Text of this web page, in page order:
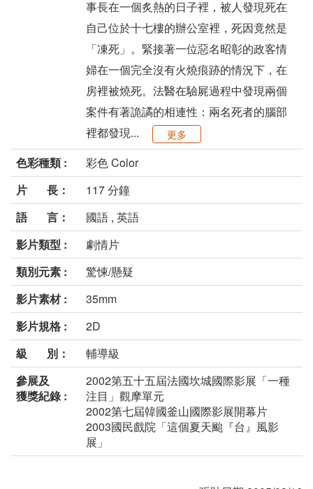
事長在一個炙熱的日子裡，被人發現死在
自己位於十七樓的辦公室裡，死因竟然是
「凍死」。緊接著一位惡名昭彰的政客情
婦在一個完全沒有火燒痕跡的情況下，在
房裡被燒死。法醫在驗屍過程中發現兩個
案件有著詭譎的相連性：兩名死者的腦部
裡都發現...
更多
色彩種類 :
彩色 Color
片 長：
117 分鐘
語 言：
國語 , 英語
影片類型 :
劇情片
類別元素 :
驚悚/懸疑
影片素材 :
35mm
影片規格 :
2D
級 別：
輔導級
參展及
獲獎紀錄 :
2002第五十五屆法國坎城國際影展「一種
注目」觀摩單元
2002第七屆韓國釜山國際影展開幕片
2003國民戲院「這個夏天颱『台』風影
展」